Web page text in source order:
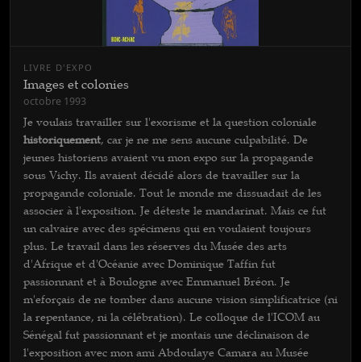
LIVRE D'EXPO
Images et colonies
octobre 1993
Je voulais travailler sur l'exorisme et la question coloniale
historiquement, car je ne me sens aucune culpabilité. De
jeunes historiens avaient vu mon expo sur la propagande
sous Vichy. Ils avaient décidé alors de travailler sur la
propagande coloniale. Tout le monde me dissuadait de les
associer à l'exposition. Je déteste le mandarinat. Mais ce fut
un calvaire avec des spécimens qui en voulaient toujours
plus. Le travail dans les réserves du Musée des arts
d'Afrique et d'Océanie avec Dominique Taffin fut
passionnant et à Boulogne avec Emmanuel Bréon. Je
m'eforçais de ne tomber dans aucune vision simplificatrice (ni
la repentance, ni la célébration). Le colloque de l'ICOM au
Sénégal fut passionnant et je montais une déclinaison de
l'exposition avec mon ami Abdoulaye Camara au Musée